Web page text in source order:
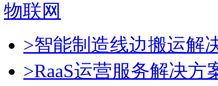
物联网
>智能制造线边搬运解
>RaaS运营服务解决方